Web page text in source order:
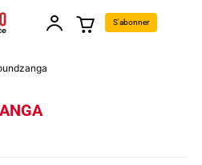
S'abonner